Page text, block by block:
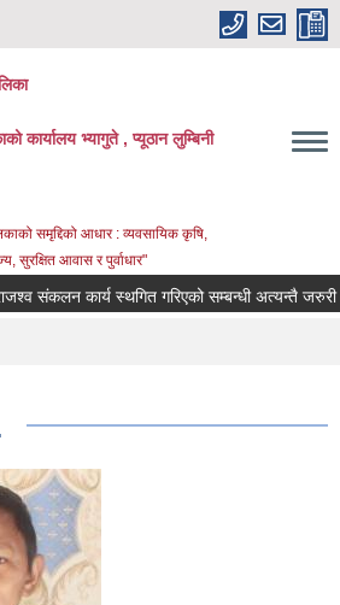
कार्यालय भ्यागुते , प्यूठान लुम्बिनी
समृद्दिको आधार : व्यवसायिक कृषि,
सुरक्षित आवास र पुर्वाधार"
संकलन कार्य स्थगित गरिएको सम्बन्धी अत्यन्तै जरुरी